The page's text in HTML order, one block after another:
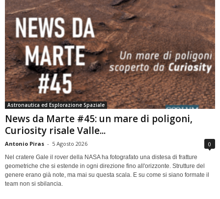
Astronautica ed Esplorazione Spaziale
News da Marte #45: un mare di poligoni,
Curiosity risale Valle...
Antonio Piras - 5 Agosto 2026 0
Nel cratere Gale il rover della NASA ha fotografato una distesa di fratture
geometriche che si estende in ogni direzione fino all'orizzonte. Strutture del
genere erano già note, ma mai su questa scala. E su come si siano formate il
team non si sbilancia.